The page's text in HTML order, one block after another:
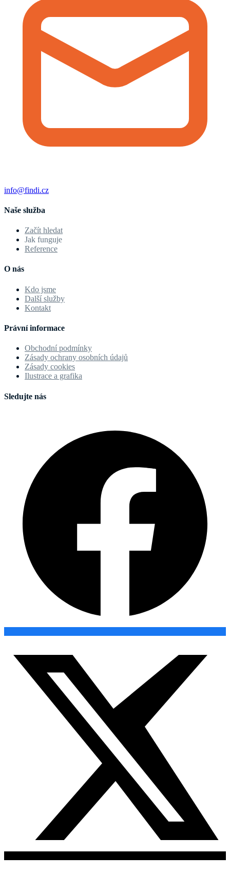
info@findi.cz
Naše služba
Začít hledat
Jak funguje
Reference
O nás
Kdo jsme
Další služby
Kontakt
Právní informace
Obchodní podmínky
Zásady ochrany osobních údajů
Zásady cookies
Ilustrace a grafika
Sledujte nás